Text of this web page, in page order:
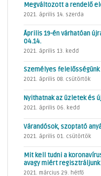
Megváltozott a rendelő
2021. április 14. szerda
Április 19-én várhatóan
04.14.
2021. április 13. kedd
Személyes felelősségünk
2021. április 08. csütörtök
Nyithatnak az üzletek és
2021. április 06. kedd
Várandósok, szoptató
2021. április 01. csütörtök
Mit kell tudni a
avagy miért
2021. március 29. hétfő